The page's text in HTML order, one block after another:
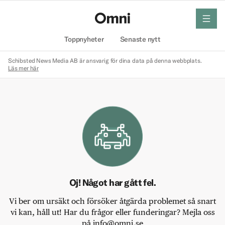
Toppnyheter Senaste nytt
meny
Schibsted News Media AB är ansvarig för dina data på denna webbplats.
Läs mer här
Oj! Något har gått fel.
Vi ber om ursäkt och försöker åtgärda problemet så snart
vi kan, håll ut! Har du frågor eller funderingar? Mejla oss